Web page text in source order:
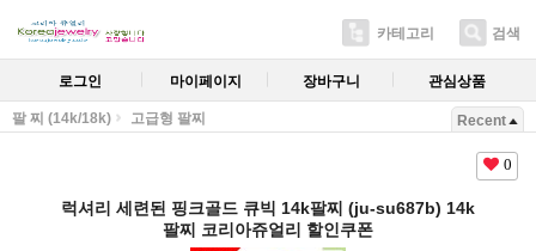
카테고리 검색
로그인 마이페이지 장바구니 관심상품
팔 찌 (14k/18k) 고급형 팔찌 Recent
0
럭셔리 세련된 핑크골드 큐빅 14k팔찌 (ju-su687b) 14k
팔찌 코리아쥬얼리 할인쿠폰